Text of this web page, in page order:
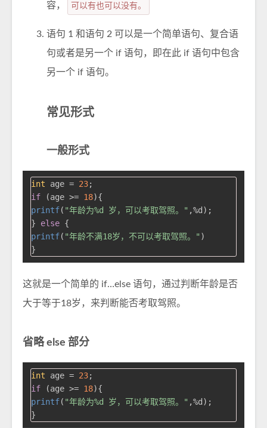
容，
可以有也可以没有。
语句 1 和语句 2 可以是一个简单语句、复合语
句或者是另一个 if 语句，即在此 if 语句中包含
另一个 if 语句。
常见形式
一般形式
int age = 23
if (age >= 18
printf( "年龄为%d 岁，可以考取驾照。" ,%d);
} else
printf( "年龄不满18岁，不可以考取驾照。" )
这就是一个简单的 if…else 语句，通过判断年龄是否
大于等于18岁，来判断能否考取驾照。
省略 else 部分
int age = 23
if (age >= 18
printf( "年龄为%d 岁，可以考取驾照。" ,%d);